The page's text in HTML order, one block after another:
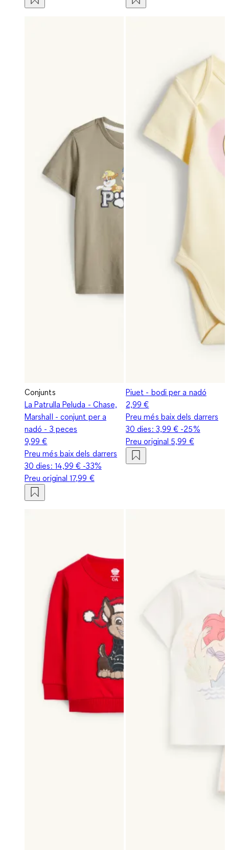
Conjunts
La Patrulla Peluda - Chase,
Marshall - conjunt per a
nadó - 3 peces
9,99 €
Preu més baix dels darrers
30 dies: 14,99 € -33%
Preu original17,99 €
Piuet - bodi per a nadó
2,99 €
Preu més baix dels darrers
30 dies: 3,99 € -25%
Preu original 5,99 €